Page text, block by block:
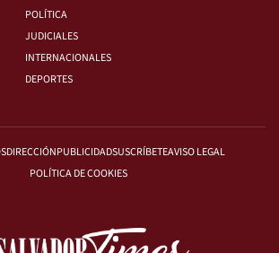
POLÍTICA
JUDICIALES
INTERNACIONALES
DEPORTES
DIRECCIÓNPUBLICIDADSUSCRÍBETEAVISO LEGAL
POLÍTICA DE COOKIES